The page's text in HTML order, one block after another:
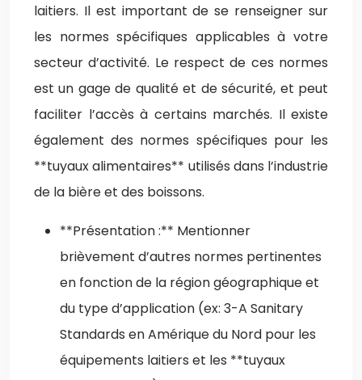
laitiers. Il est important de se renseigner sur
les normes spécifiques applicables à votre
secteur d’activité. Le respect de ces normes
est un gage de qualité et de sécurité, et peut
faciliter l’accès à certains marchés. Il existe
également des normes spécifiques pour les
**tuyaux alimentaires** utilisés dans l’industrie
de la bière et des boissons.
**Présentation :** Mentionner
brièvement d’autres normes pertinentes
en fonction de la région géographique et
du type d’application (ex: 3-A Sanitary
Standards en Amérique du Nord pour les
équipements laitiers et les **tuyaux